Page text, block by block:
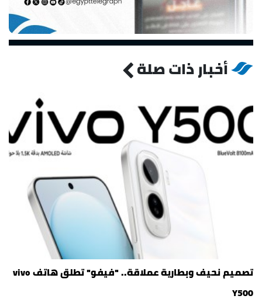
أخبار ذات صلة
تصميم نحيف وبطارية عملاقة.. "فيفو" تطلق هاتف vivo
Y500